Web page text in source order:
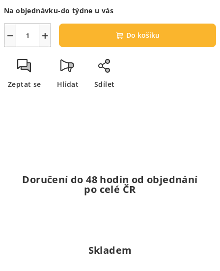
cena:
Na objednávku-do týdne u vás
+
− Do košíku
Zeptat se Hlídat Sdílet
Doručení do 48 hodin od objednání
po celé ČR
Skladem